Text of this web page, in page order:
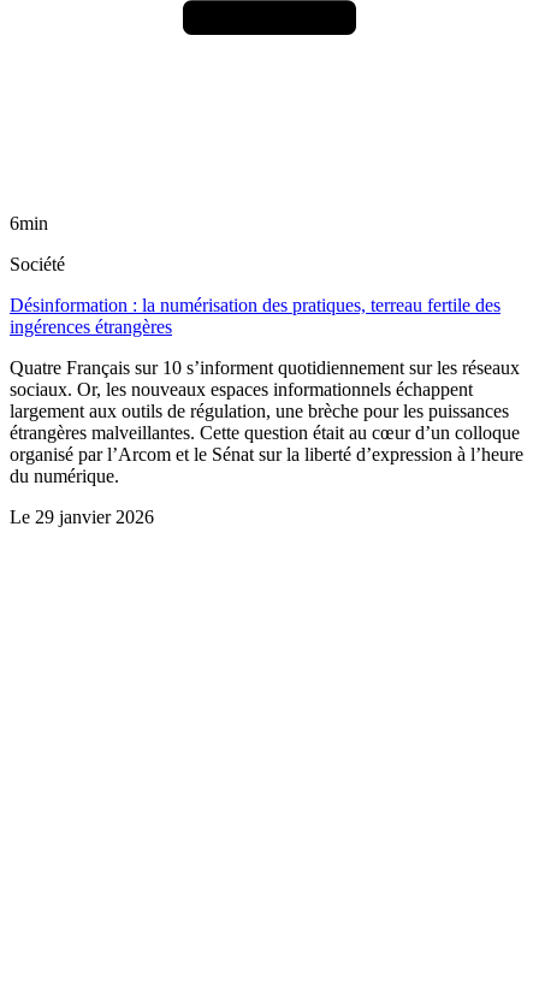
6min
Société
Désinformation : la numérisation des pratiques, terreau fertile des
ingérences étrangères
Quatre Français sur 10 s’informent quotidiennement sur les réseaux
sociaux. Or, les nouveaux espaces informationnels échappent
largement aux outils de régulation, une brèche pour les puissances
étrangères malveillantes. Cette question était au cœur d’un colloque
organisé par l’Arcom et le Sénat sur la liberté d’expression à l’heure
du numérique.
Le 29 janvier 2026